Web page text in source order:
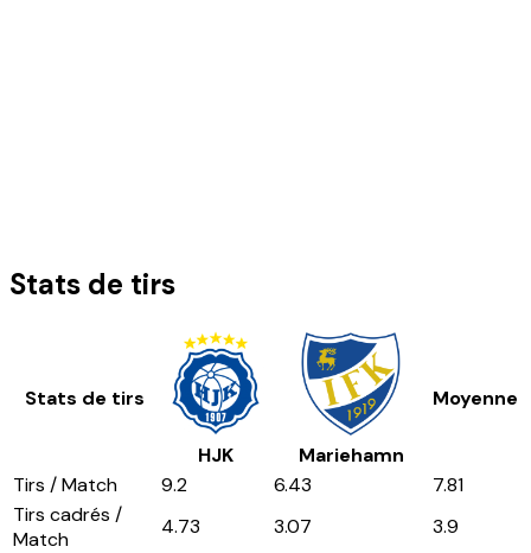
Stats de tirs
Stats de tirs
HJK Mariehamn
Moyenne
Tirs / Match 9.2 6.43
7.81
Tirs cadrés /
Match
4.73 3.07
3.9